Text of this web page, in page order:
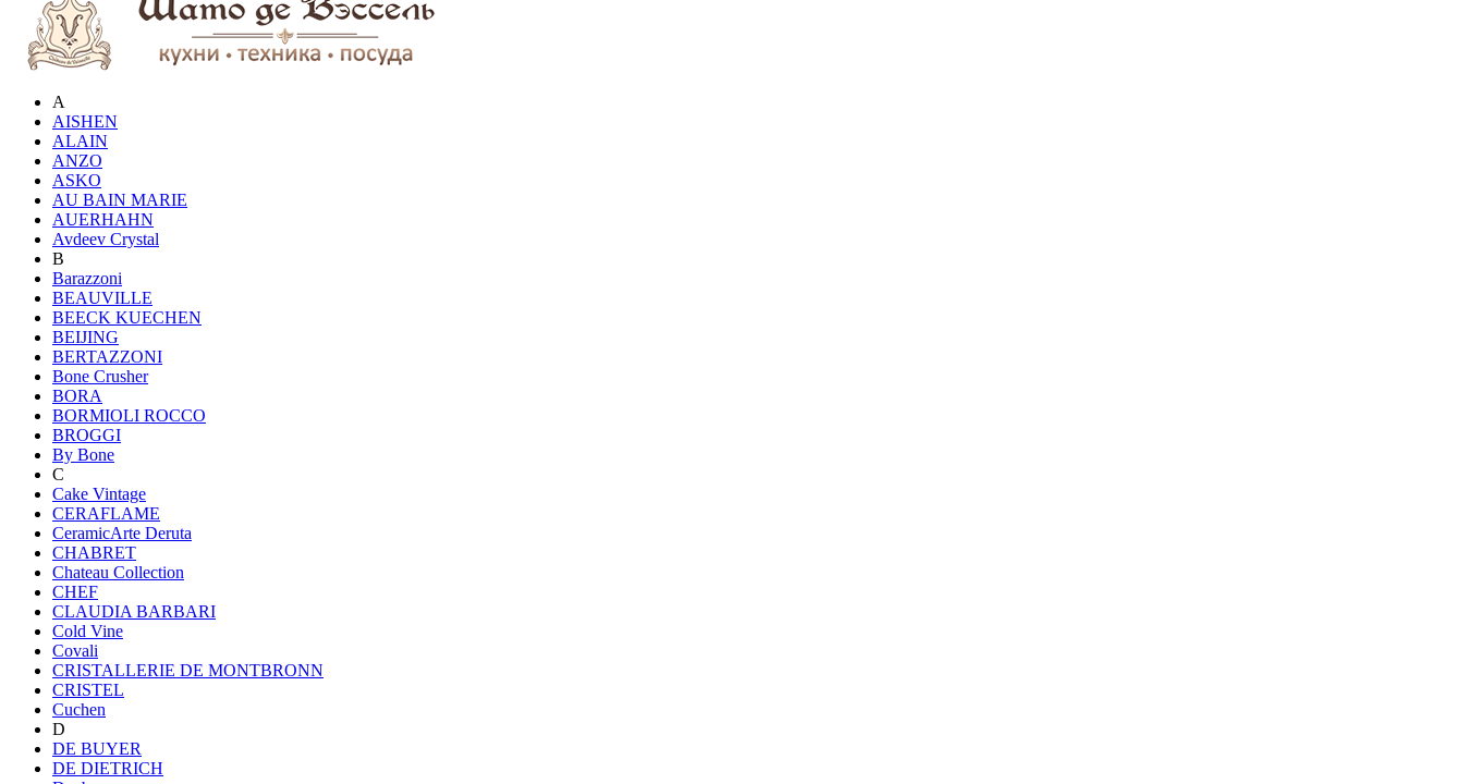
A
AISHEN
ALAIN
ANZO
ASKO
AU BAIN MARIE
AUERHAHN
Avdeev Crystal
B
Barazzoni
BEAUVILLE
BEECK KUECHEN
BEIJING
BERTAZZONI
Bone Crusher
BORA
BORMIOLI ROCCO
BROGGI
By Bone
C
Cake Vintage
CERAFLAME
CeramicArte Deruta
CHABRET
Chateau Collection
CHEF
CLAUDIA BARBARI
Cold Vine
Covali
CRISTALLERIE DE MONTBRONN
CRISTEL
Cuchen
D
DE BUYER
DE DIETRICH